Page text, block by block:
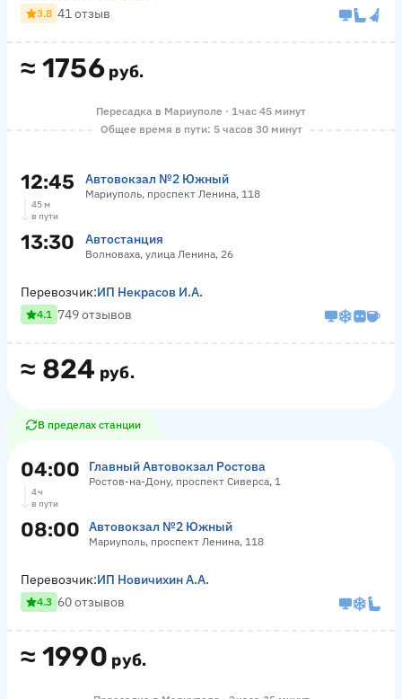
≈ 1756 руб.
3.8 41 отзыв
Пересадка в Мариуполе · 1 час 45 минут
Общее время в пути: 5 часов 30 минут
12:45 Автовокзал №2 Южный
Мариуполь, проспект Ленина, 118
45 м
в пути
13:30 Автостанция
Волноваха, улица Ленина, 26
≈ 824 руб.
Перевозчик:ИП Некрасов И.А.
4.1 749 отзывов
В пределах станции
04:00 Главный Автовокзал Ростова
Ростов-на-Дону, проспект Сиверса, 1
4 ч
в пути
08:00 Автовокзал №2 Южный
Мариуполь, проспект Ленина, 118
≈ 1990 руб.
Перевозчик:ИП Новичихин А.А.
4.3 60 отзывов